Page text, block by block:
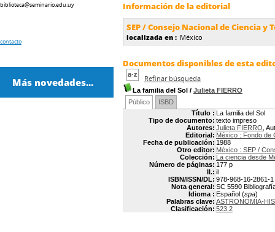
Información de la editorial
SEP / Consejo Nacional de Ciencia y
localizada en : México
Documentos disponibles de esta
Refinar búsqueda
La familia del Sol / Julieta FIERRO
Público
ISBD
Título : La familia del Sol
Tipo de documento: texto impreso
Autores: Julieta FIERRO ,
Editorial: México : Fondo de
Fecha de publicación: 1988
Otro editor: México : SEP /
Colección: La ciencia desde
Número de páginas: 177 p
Il.: il
ISBN/ISSN/DL: 978-968-16-2861-1
Nota general: SC 5590
Idioma : Español (spa)
Palabras clave: ASTRONOMIA-
Clasificación: 523.2
biblioteca@seminario.edu.uy
contacto
Más novedades...